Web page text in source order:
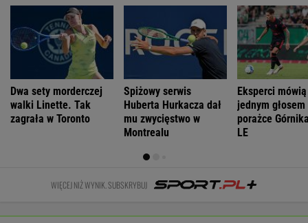
Dwa sety morderczej
walki Linette. Tak
zagrała w Toronto
Spiżowy serwis
Huberta Hurkacza dał
mu zwycięstwo w
Montrealu
Eksperci mówią
jednym głosem
porażce
LE
WIĘCEJ NIŻ WYNIK. SUBSKRYBUJ